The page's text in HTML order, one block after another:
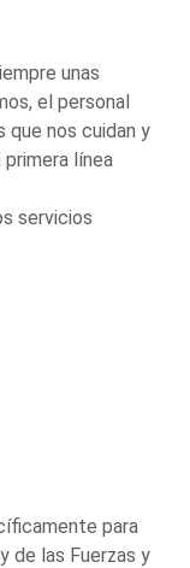
unas
el personal
que nos cuidan y
línea
servicios
para
de las Fuerzas y